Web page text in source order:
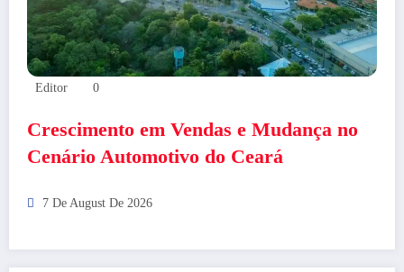
Editor 0
Crescimento em Vendas e Mudança no
Cenário Automotivo do Ceará
7 De August De 2026